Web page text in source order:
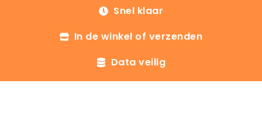
Snel klaar
In de winkel of verzenden
Data veilig